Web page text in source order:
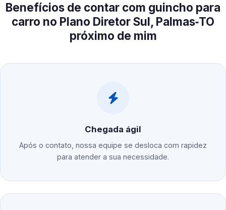
Benefícios de contar com guincho para
carro no Plano Diretor Sul, Palmas‑TO
próximo de mim
Chegada ágil
Após o contato, nossa equipe se desloca com rapidez
para atender a sua necessidade.